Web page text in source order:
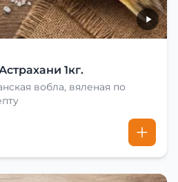
1кг.
вобла, вяленая по